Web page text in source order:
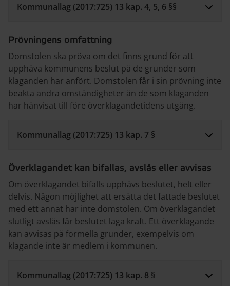
Kommunallag (2017:725) 13 kap. 4, 5, 6 §§
Prövningens omfattning
Domstolen ska pröva om det finns grund för att
upphäva kommunens beslut på de grunder som
klaganden har anfört. Domstolen får i sin prövning inte
beakta andra omständigheter än de som klaganden
har hänvisat till före överklagandetidens utgång.
Kommunallag (2017:725) 13 kap. 7 §
Överklagandet kan bifallas, avslås eller avvisas
Om överklagandet bifalls upphävs beslutet, helt eller
delvis. Någon möjlighet att ersätta det fattade beslutet
med ett annat har inte domstolen. Om överklagandet
slutligt avslås får beslutet laga kraft. Ett överklagande
kan avvisas på formella grunder, exempelvis om
klagande inte är medlem i kommunen.
Kommunallag (2017:725) 13 kap. 8 §